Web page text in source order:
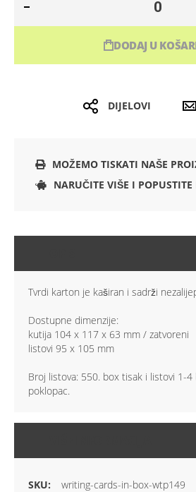
DODAJ U
DIJELOVI
MOŽEMO TISKATI NAŠE
NARUČITE VIŠE I POPUSTITE
Tvrdi karton je kaširan i sadrži
Dostupne dimenzije:
kutija 104 x 117 x 63 mm / zatvoreni
listovi 95 x 105 mm
Broj listova: 550. box tisak i listovi 1-4
poklopac.
writing-cards-in-box-wtp149